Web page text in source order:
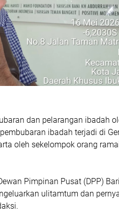
dan pelarangan ibadah
ibadah terjadi di
oleh sekelompok orang
Pimpinan Pusat (DPP)
ulitamtum dan